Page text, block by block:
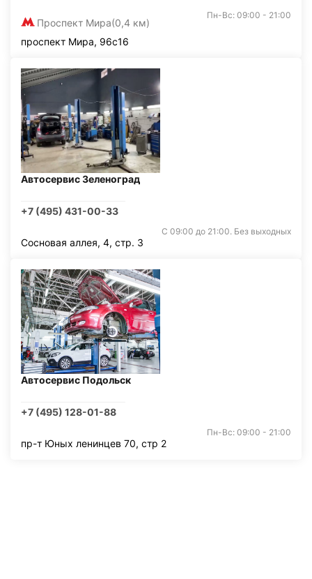
Проспект Мира(0,4 км)
Пн-Вс: 09:00 - 21:00
проспект Мира, 96с16
Автосервис Зеленоград
+7 (495) 431-00-33
С 09:00 до 21:00. Без выходных
Сосновая аллея, 4, стр. 3
Автосервис Подольск
+7 (495) 128-01-88
Пн-Вс: 09:00 - 21:00
пр-т Юных ленинцев 70, стр 2